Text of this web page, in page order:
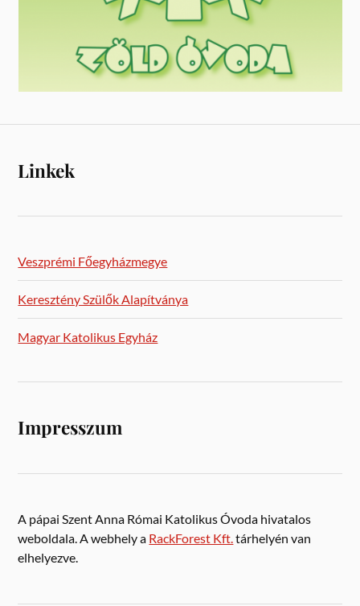
Linkek
Veszprémi Főegyházmegye
Keresztény Szülők Alapítványa
Magyar Katolikus Egyház
Impresszum
A pápai Szent Anna Római Katolikus Óvoda hivatalos
weboldala. A webhely a RackForest Kft.tárhelyén van
elhelyezve.